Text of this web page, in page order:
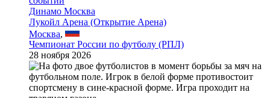
Динамо Москва
Лукойл Арена (Открытие Арена)
Москва,
Чемпионат России по футболу (РПЛ)
28 ноября 2026